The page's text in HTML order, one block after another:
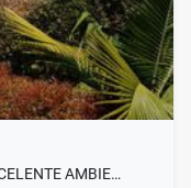
AMBIE…